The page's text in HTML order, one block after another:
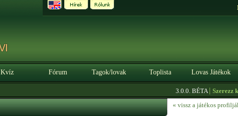
Kvíz Fórum Tagok/lovak Toplista Lovas Játékok
3.0.0. BÉTA|Szerezz
« vissz a játékos